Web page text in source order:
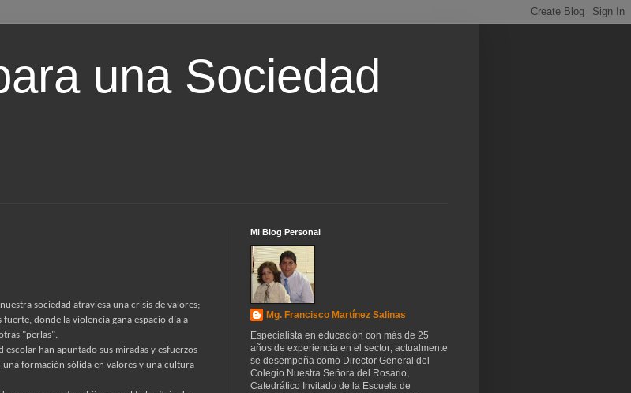
una Sociedad
sociedad atraviesa una crisis de valores;
donde la violencia gana espacio día a
"perlas".
escolar han apuntado sus miradas y esfuerzos
formación sólida en valores y una cultura
Mi Blog Personal
Mg. Francisco Martínez Salinas
Especialista en educación con más de 25
años de experiencia en el sector; actualmente
se desempeña como Director General del
Colegio Nuestra Señora del Rosario,
Catedrático Invitado de la Escuela de